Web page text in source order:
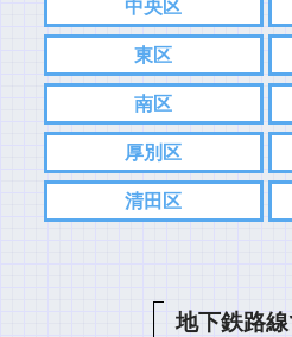
中央区
東区
南区
厚別区
清田区
地下鉄路